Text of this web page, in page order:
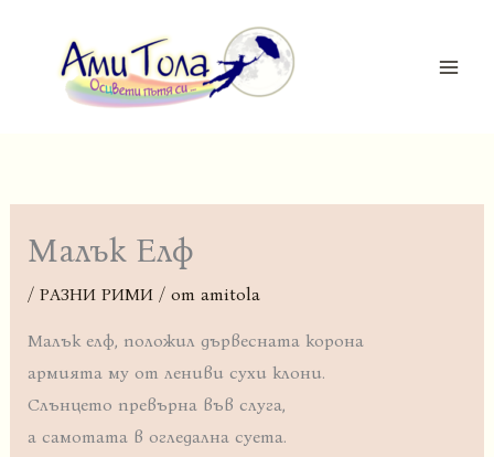
content
Малък Елф
/ РАЗНИ РИМИ/ от amitola
Малък елф, положил дървесната корона
армията му от лениви сухи клони.
Слънцето превърна във слуга,
а самотата в огледална суета.